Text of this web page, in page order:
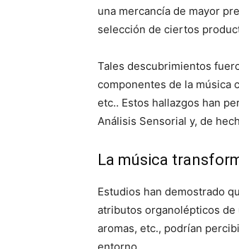
una mercancía de mayor
selección de ciertos
Tales descubrimientos
componentes de la música
etc.. Estos hallazgos han
Análisis Sensorial y, de
La música
Estudios han demostrado
atributos organolépticos de
aromas, etc., podrían